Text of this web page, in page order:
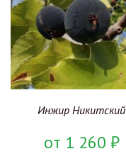
Инжир Никитский
от 1 260 ₽